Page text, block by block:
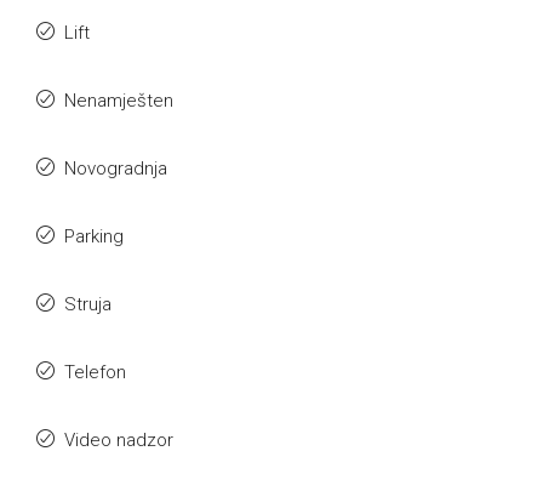
Lift
Nenamješten
Novogradnja
Parking
Struja
Telefon
Video nadzor